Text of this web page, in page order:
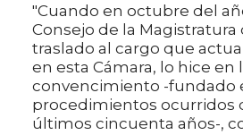
"Cuando en octubre del
Consejo de la Magistratura
traslado al cargo que
en esta Cámara, lo hice en
convencimiento -fundado
procedimientos ocurridos
últimos cincuenta años-,